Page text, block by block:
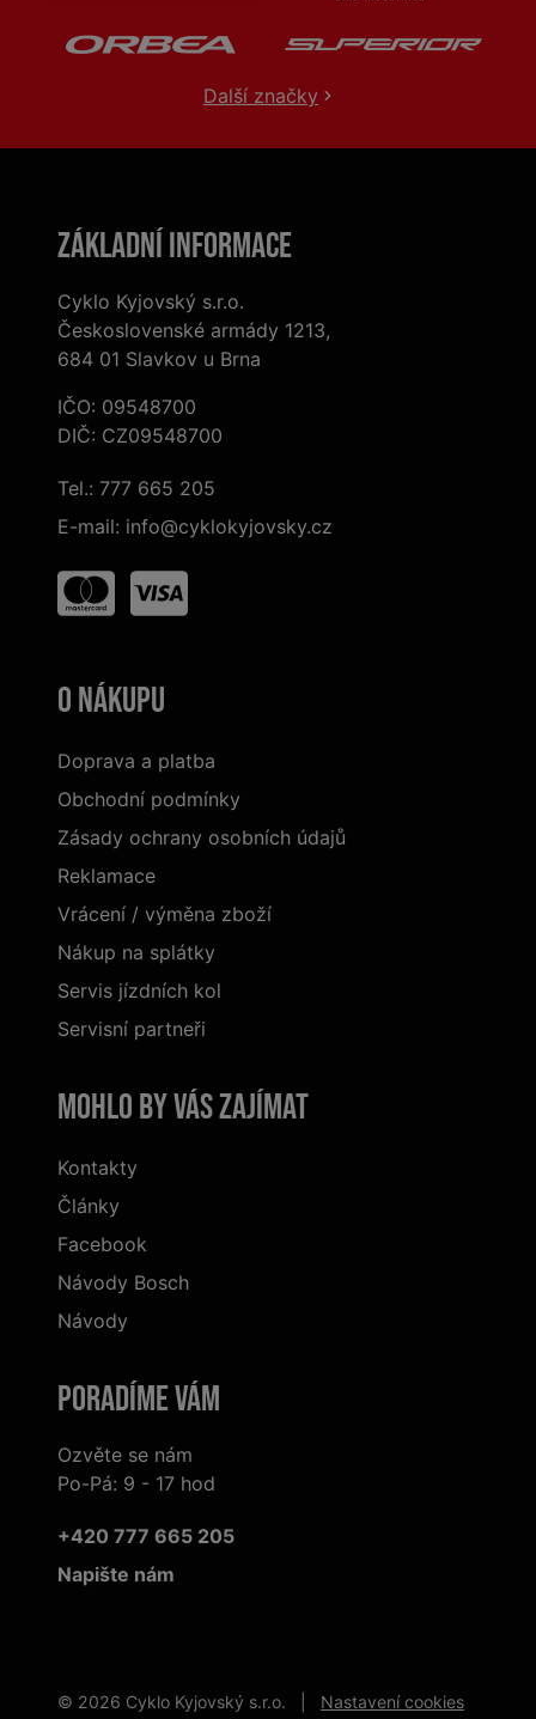
Další značky
Základní informace
Cyklo Kyjovský s.r.o.
Československé armády 1213,
684 01 Slavkov u Brna
IČO: 09548700
DIČ: CZ09548700
Tel.: 777 665 205
E-mail: info@cyklokyjovsky.cz
O nákupu
Doprava a platba
Obchodní podmínky
Zásady ochrany osobních údajů
Reklamace
Vrácení / výměna zboží
Nákup na splátky
Servis jízdních kol
Servisní partneři
Mohlo by vás zajímat
Kontakty
Články
Facebook
Návody Bosch
Návody
Poradíme Vám
Ozvěte se nám
Po-Pá: 9 - 17 hod
+420 777 665 205
Napište nám
© 2026 Cyklo Kyjovský s.r.o. | Nastavení cookies